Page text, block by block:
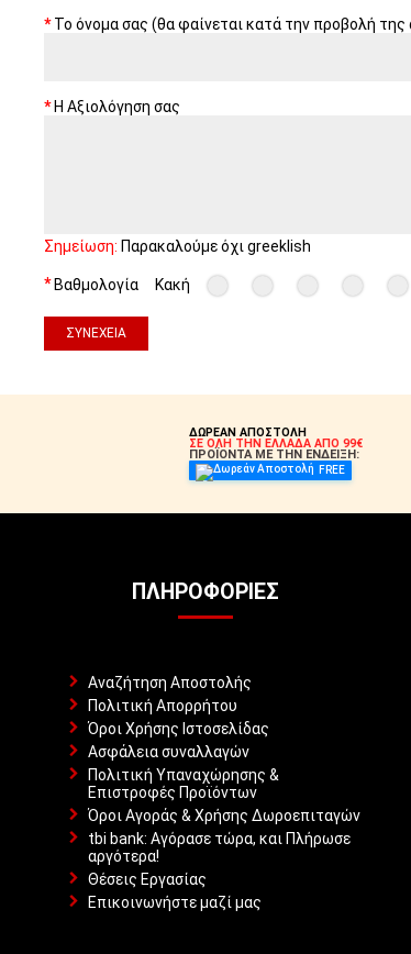
Το όνομα σας (θα φαίνεται κατά την προβολή της
Η Αξιολόγηση σας
Σημείωση: Παρακαλούμε όχι greeklish
Βαθμολογία Κακή
ΣΥΝΈΧΕΙΑ
ΔΩΡΕΑΝ ΑΠΟΣΤΟΛΗ
ΣΕ ΟΛΗ ΤΗΝ ΕΛΛΑΔΑ ΑΠΟ 99€
ΠΡΟΪΟΝΤΑ ΜΕ ΤΗΝ ΕΝΔΕΙΞΗ:
FREE
ΠΛΗΡΟΦΟΡΊΕΣ
Αναζήτηση Αποστολής
Πολιτική Απορρήτου
Όροι Χρήσης Ιστοσελίδας
Ασφάλεια συναλλαγών
Πολιτική Υπαναχώρησης &
Επιστροφές Προϊόντων
Όροι Αγοράς & Χρήσης Δωροεπιταγών
tbi bank: Αγόρασε τώρα, και Πλήρωσε
αργότερα!
Θέσεις Εργασίας
Επικοινωνήστε μαζί μας